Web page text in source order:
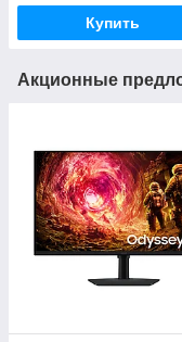
Купить
Акционные